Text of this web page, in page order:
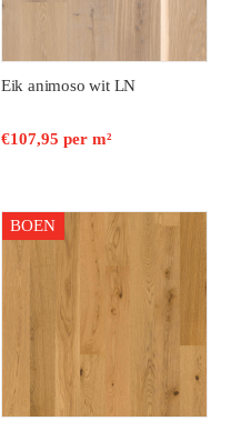
Eik animoso wit LN
€107,95 per m²
BOEN